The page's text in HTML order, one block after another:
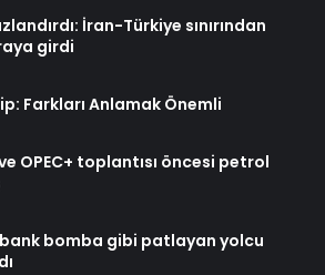
İran-Türkiye sınırından
girdi
Farkları Anlamak Önemli
OPEC+ toplantısı öncesi petrol
bomba gibi patlayan yolcu